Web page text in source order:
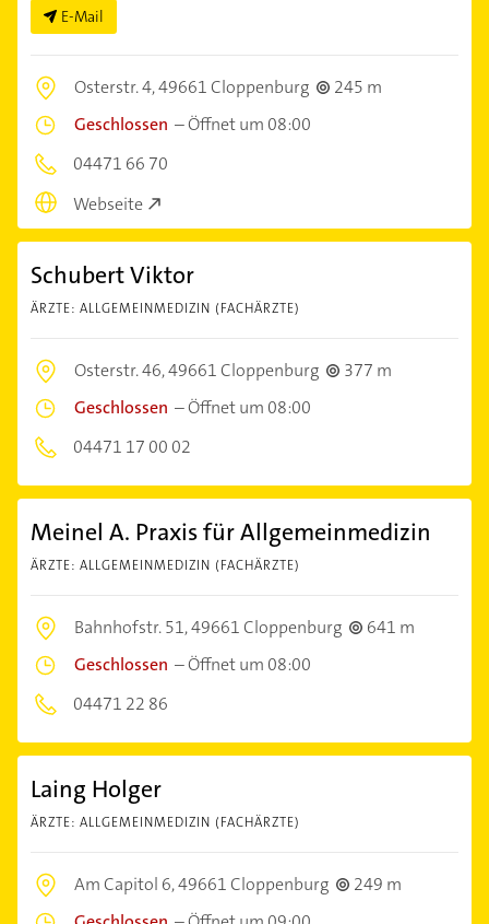
E-Mail
Osterstr. 4,49661 Cloppenburg
245 m
Geschlossen –Öffnet um 08:00
04471 66 70
Webseite
Schubert Viktor
ÄRZTE: ALLGEMEINMEDIZIN (FACHÄRZTE)
Osterstr. 46,49661 Cloppenburg
377 m
Geschlossen –Öffnet um 08:00
04471 17 00 02
Meinel A. Praxis für Allgemeinmedizin
ÄRZTE: ALLGEMEINMEDIZIN (FACHÄRZTE)
Bahnhofstr. 51,49661 Cloppenburg
641 m
Geschlossen –Öffnet um 08:00
04471 22 86
Laing Holger
ÄRZTE: ALLGEMEINMEDIZIN (FACHÄRZTE)
Am Capitol 6,49661 Cloppenburg
249 m